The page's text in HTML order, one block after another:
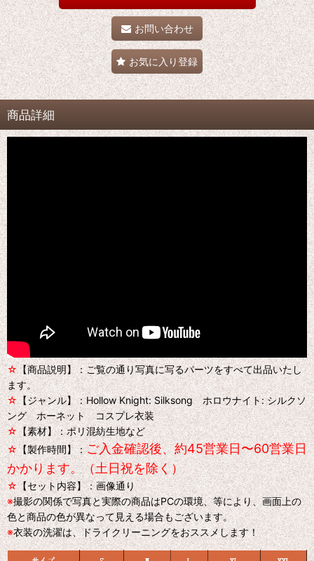
お問い合わせ
お気に入り登録
商品詳細
☆【商品説明】：ご覧の通り写真に写るパーツをすべて出品いたし
ます。
☆【ジャンル】：Hollow Knight: Silksong ホロウナイト: シルクソ
ング ホーネット コスプレ衣装
☆ 【素材】：ポリ混紡生地など
☆【製作時間】：ご入金確認後、約45営業日〜60営業日
かかります。（土日祝を除く）
☆【セット内容】：画像通り
※撮影の関係で写真と実際の商品はPCの環境、等により、画面上の
色と商品の色が異なって見える場合もございます。
※衣装の洗濯は、ドライクリーニングをおススメします！